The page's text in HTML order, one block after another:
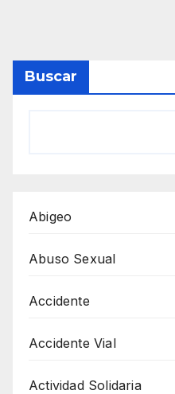
Buscar
Abigeo
Abuso Sexual
Accidente
Accidente Vial
Actividad Solidaria